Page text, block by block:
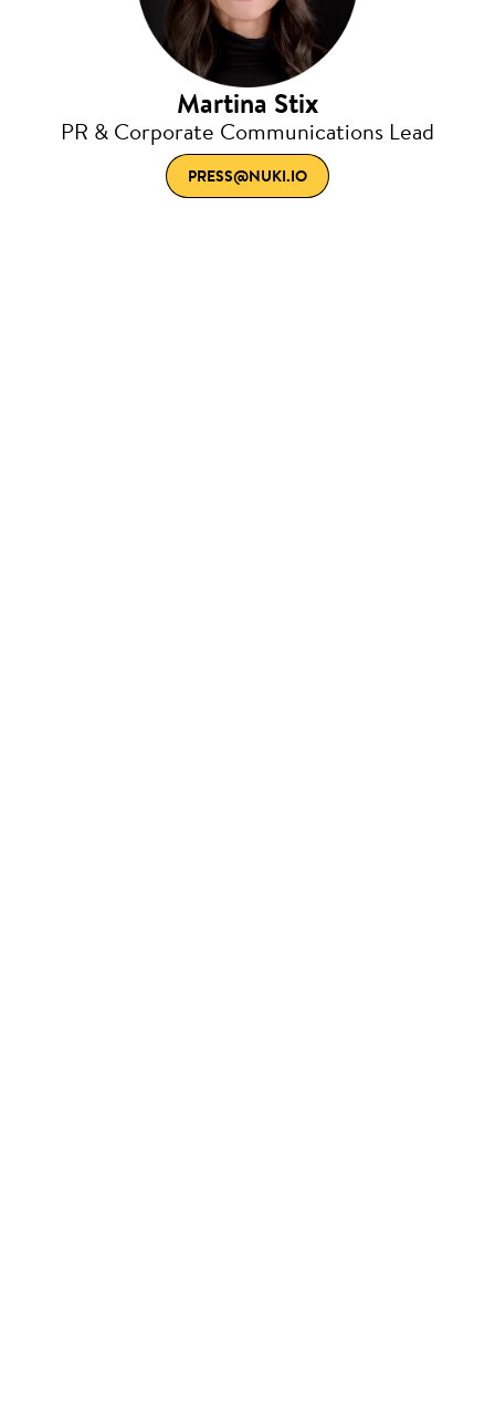
Martina Stix
PR & Corporate Communications Lead
PRESS@NUKI.IO